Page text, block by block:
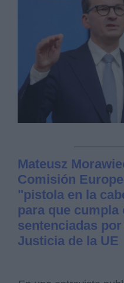
Mateusz
Comisión
"pistola en la
para que
sentenciadas
Justicia de la UE